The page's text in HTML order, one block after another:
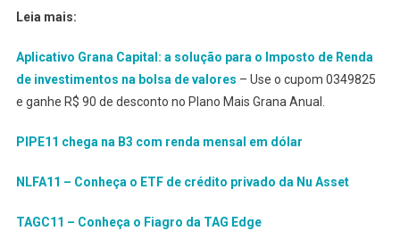
Leia mais:
Aplicativo Grana Capital: a solução para o Imposto de Renda
de investimentos na bolsa de valores – Use o cupom 0349825
e ganhe R$ 90 de desconto no Plano Mais Grana Anual.
PIPE11 chega na B3 com renda mensal em dólar
NLFA11 – Conheça o ETF de crédito privado da Nu Asset
TAGC11 – Conheça o Fiagro da TAG Edge